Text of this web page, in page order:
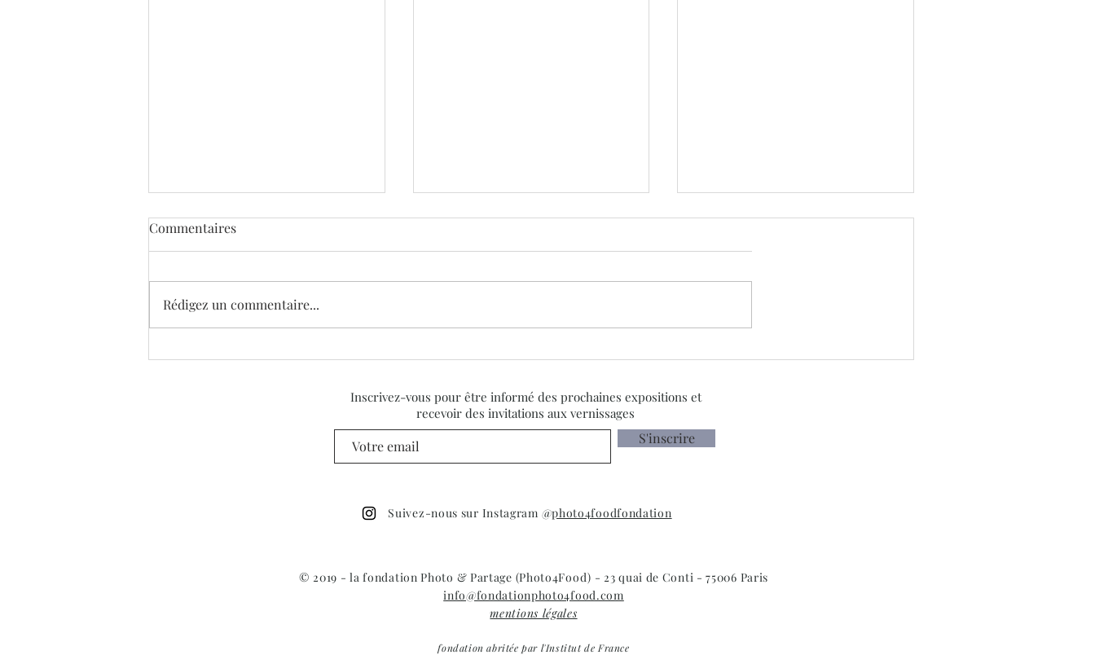
Donation de 6 oeuvres
"Le siècle de Sabine Weiss".
Portrait de nos résidents pour
2023 : le photographe
Commentaires
Rédigez un commentaire...
Inscrivez-vous pour être informé des prochaines expositions et
recevoir des invitations aux vernissages
S'inscrire
Suivez-nous sur Instagram @photo4foodfondation
© 2019 - la fondation Photo & Partage (Photo4Food) - 23 quai de Conti - 75006 Paris
info@fondationphoto4food.com
mentions légales
fondation abritée par l'Institut de France